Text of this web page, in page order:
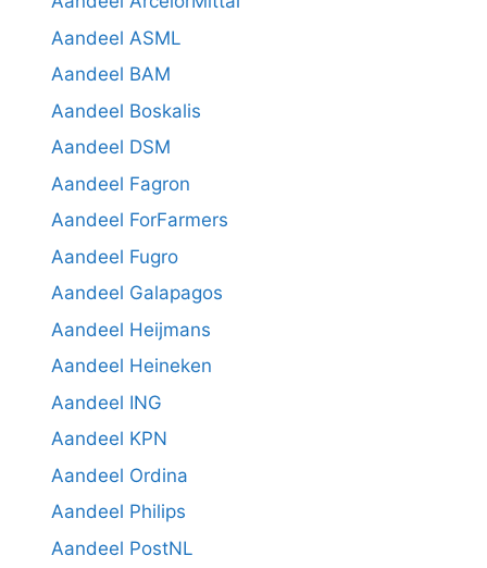
Aandeel ASML
Aandeel BAM
Aandeel Boskalis
Aandeel DSM
Aandeel Fagron
Aandeel ForFarmers
Aandeel Fugro
Aandeel Galapagos
Aandeel Heijmans
Aandeel Heineken
Aandeel ING
Aandeel KPN
Aandeel Ordina
Aandeel Philips
Aandeel PostNL